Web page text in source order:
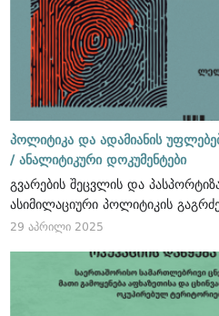
პოლიტიკა და ადამიანის
/ ანალიტიკური დოკუმენტები
გვარების შეცვლის და
ასიმილაციური პოლიტიკის
29 აპრილი 2025